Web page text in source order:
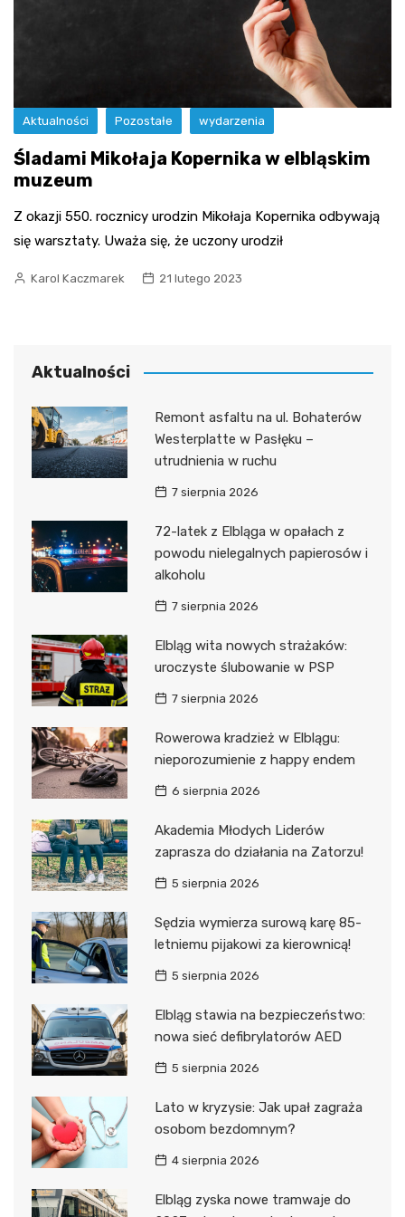
Aktualności Pozostałe wydarzenia
Śladami Mikołaja Kopernika w elbląskim
muzeum
Z okazji 550. rocznicy urodzin Mikołaja Kopernika odbywają
się warsztaty. Uważa się, że uczony urodził
Karol Kaczmarek 21 lutego 2023
Aktualności
Remont asfaltu na ul. Bohaterów
Westerplatte w Pasłęku –
utrudnienia w ruchu
7 sierpnia 2026
72-latek z Elbląga w opałach z
powodu nielegalnych papierosów i
alkoholu
7 sierpnia 2026
Elbląg wita nowych strażaków:
uroczyste ślubowanie w PSP
7 sierpnia 2026
Rowerowa kradzież w Elblągu:
nieporozumienie z happy endem
6 sierpnia 2026
Akademia Młodych Liderów
zaprasza do działania na Zatorzu!
5 sierpnia 2026
Sędzia wymierza surową karę 85-
letniemu pijakowi za kierownicą!
5 sierpnia 2026
Elbląg stawia na bezpieczeństwo:
nowa sieć defibrylatorów AED
5 sierpnia 2026
Lato w kryzysie: Jak upał zagraża
osobom bezdomnym?
4 sierpnia 2026
Elbląg zyska nowe tramwaje do